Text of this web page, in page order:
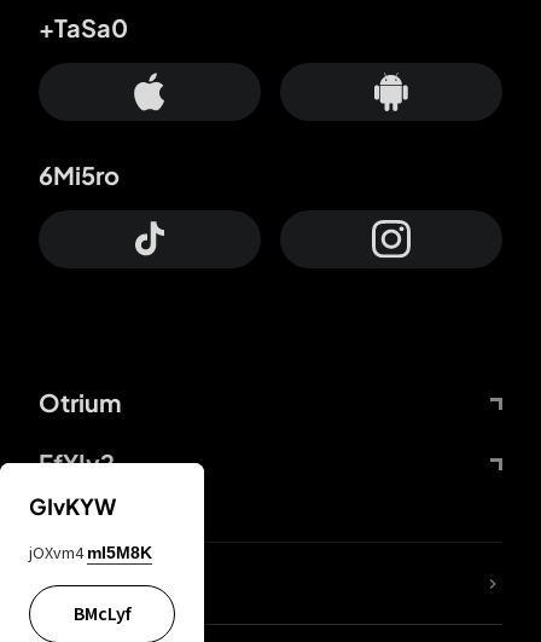
Otrium
FfYIy2
+TaSa0
6Mi5ro
KIjvtr
GIvKYW
jOXvm4 mI5M8K
BMcLyf